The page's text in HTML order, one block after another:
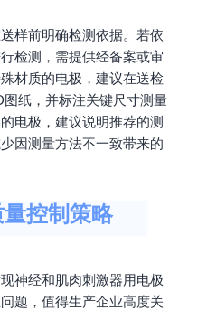
样前明确检测依据。若依
检测，需提供经备案或审
材质的电极，建议在送检
纸，并标注关键尺寸测量
电极，建议说明推荐的测
因测量方法不一致带来的
控制策略
神经和肌肉刺激器用电极
题，值得生产企业高度关